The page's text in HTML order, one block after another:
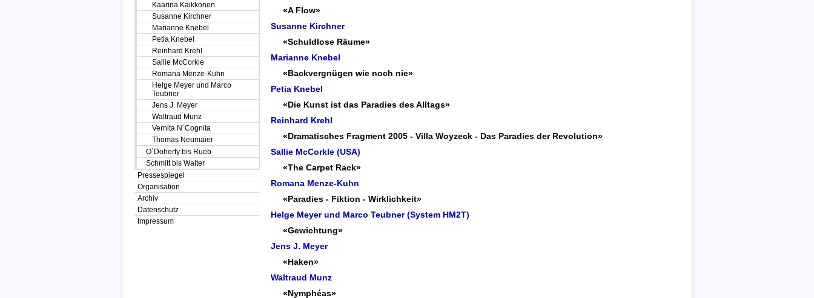
Kaarina Kaikkonen
Susanne Kirchner
Marianne Knebel
Petia Knebel
Reinhard Krehl
Sallie McCorkle
Romana Menze-Kuhn
Helge Meyer und Marco
Teubner
Jens J. Meyer
Waltraud Munz
Vernita N´Cognita
Thomas Neumaier
O´Doherty bis Rueb
Schmitt bis Walter
Pressespiegel
Organisation
Archiv
Datenschutz
Impressum
«A Flow»
Susanne Kirchner
«Schuldlose Räume»
Marianne Knebel
«Backvergnügen wie noch nie»
Petia Knebel
«Die Kunst ist das Paradies des Alltags»
Reinhard Krehl
«Dramatisches Fragment 2005 - Villa Woyzeck - Das Paradies der Revolution»
Sallie McCorkle (USA)
«The Carpet Rack»
Romana Menze-Kuhn
«Paradies - Fiktion - Wirklichkeit»
Helge Meyer und Marco Teubner (System HM2T)
«Gewichtung»
Jens J. Meyer
«Haken»
Waltraud Munz
«Nymphéas»